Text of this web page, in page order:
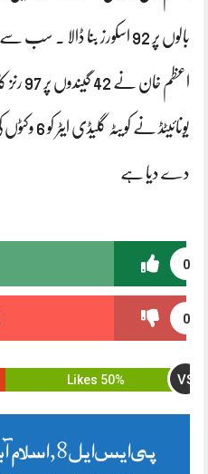
بالوں پر 92 اسکورز بنا
اعظم
دے دیا ہے
0
0
50% Likes VS
پی ایس ایل